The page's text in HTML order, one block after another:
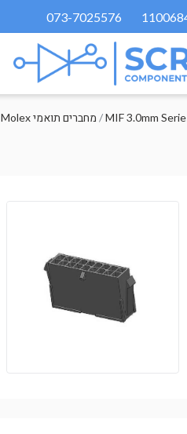
073-7025576
Molex מחברים תואמי /MIF 3.0mm